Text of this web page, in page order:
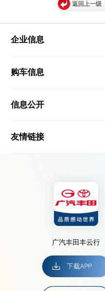
返回上一级
企业信息
购车信息
信息公开
友情链接
广汽丰田丰云行